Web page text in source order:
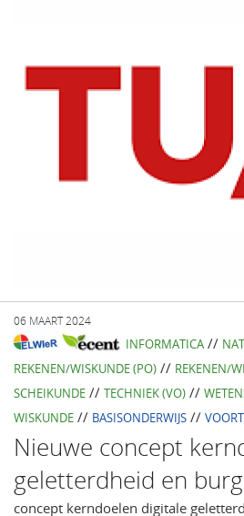
06 MAART 2024
INFORMATICA//
REKENEN/WISKUNDE (PO) // REKENEN/
SCHEIKUNDE // TECHNIEK (VO) //
WISKUNDE // BASISONDERWIJS //
Nieuwe concept
geletterdheid en
concept kerndoelen digitale